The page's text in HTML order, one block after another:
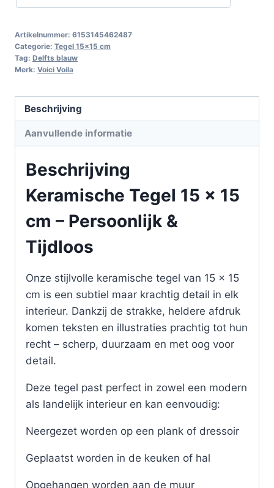
Artikelnummer: 6153145462487
Categorie: Tegel 15x15 cm
Tag: Delfts blauw
Merk: Voici Voila
Beschrijving
Aanvullende informatie
Beschrijving
Keramische Tegel 15 x 15
cm – Persoonlijk &
Tijdloos
Onze stijlvolle keramische tegel van 15 x 15
cm is een subtiel maar krachtig detail in elk
interieur. Dankzij de strakke, heldere afdruk
komen teksten en illustraties prachtig tot hun
recht – scherp, duurzaam en met oog voor
detail.
Deze tegel past perfect in zowel een modern
als landelijk interieur en kan eenvoudig:
Neergezet worden op een plank of dressoir
Geplaatst worden in de keuken of hal
Opgehangen worden aan de muur